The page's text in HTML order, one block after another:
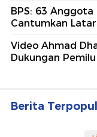
BPS: 63 Anggota
Cantumkan
Video Ahmad
Dukungan
Berita